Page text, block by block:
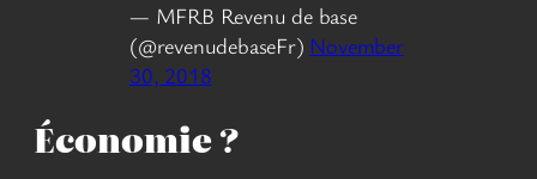
— MFRB Revenu de base
(@revenudebaseFr) November
30, 2018
Économie ?